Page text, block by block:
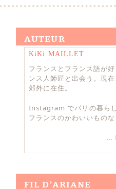
AUTEUR
KiKi MAILLET
フランスとフランス語が
ンス人師匠と出会う。現
郊外に在住。
Instagram でパリの暮らし
フランスのかわいいものな
...
FIL D’ARIANE